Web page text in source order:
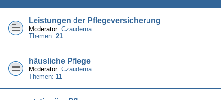
Leistungen der Pflegeversicherung
Moderator: Czauderna
Themen: 21
häusliche Pflege
Moderator: Czauderna
Themen: 11